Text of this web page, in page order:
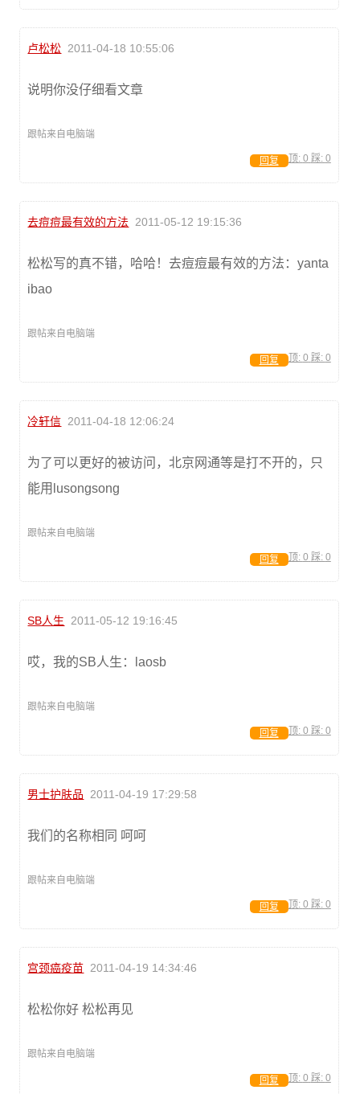
卢松松 2011-04-18 10:55:06
说明你没仔细看文章
跟帖来自电脑端
顶: 0 踩: 0
回复
去痘痘最有效的方法 2011-05-12 19:15:36
松松写的真不错，哈哈！去痘痘最有效的方法：yanta
ibao
跟帖来自电脑端
顶: 0 踩: 0
回复
冷轩信 2011-04-18 12:06:24
为了可以更好的被访问，北京网通等是打不开的，只
能用lusongsong
跟帖来自电脑端
顶: 0 踩: 0
回复
SB人生 2011-05-12 19:16:45
哎，我的SB人生：laosb
跟帖来自电脑端
顶: 0 踩: 0
回复
男士护肤品 2011-04-19 17:29:58
我们的名称相同 呵呵
跟帖来自电脑端
顶: 0 踩: 0
回复
宫颈癌疫苗 2011-04-19 14:34:46
松松你好 松松再见
跟帖来自电脑端
顶: 0 踩: 0
回复